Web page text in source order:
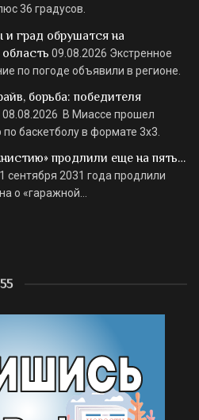
36 градусов.
град обрушатся на
09.08.2026 Экстренное
по погоде объявили в регионе.
борьба: победителя
08.08.2026 В Миассе прошел
баскетболу в формате 3х3.
продлили еще на пять…
сентября 2031 года продлили
о «гаражной…